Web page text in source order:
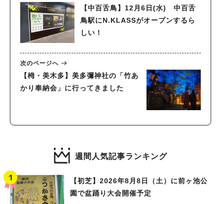
【中百舌鳥】12月6日(水) 中百舌
鳥駅にN.KLASSがオープンするら
しい！
次のページへ
【栂・美木多】美多彌神社の「竹あ
かり奉納会」に行ってきました
週間人気記事ランキング
【初芝】2026年8月8日（土）に前ヶ池公
園で盆踊り大会開催予定